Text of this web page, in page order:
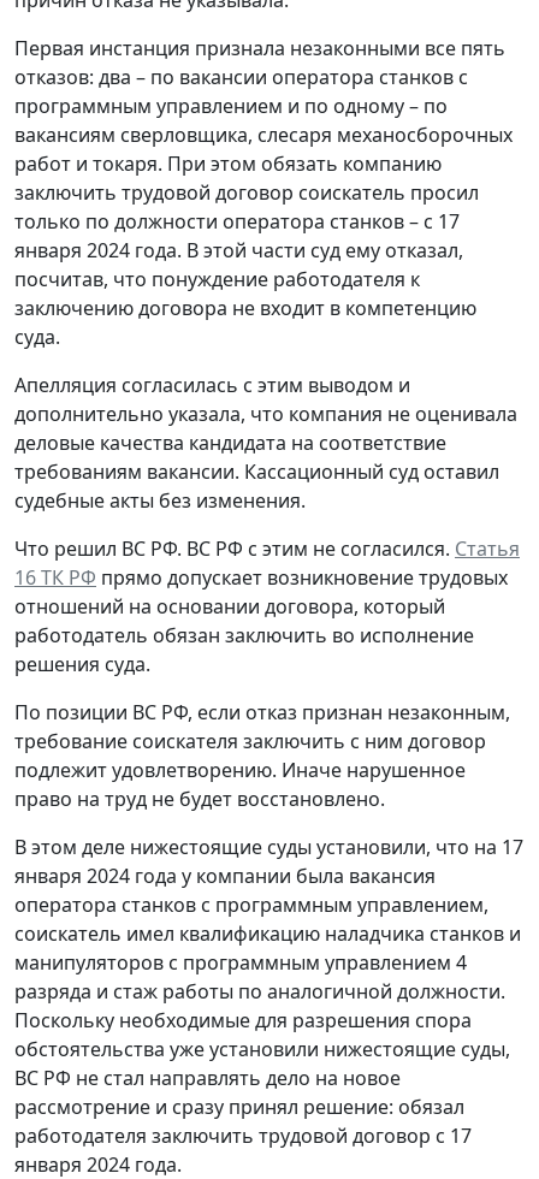
Первая инстанция признала незаконными все пять
отказов: два – по вакансии оператора станков с
программным управлением и по одному – по
вакансиям сверловщика, слесаря механосборочных
работ и токаря. При этом обязать компанию
заключить трудовой договор соискатель просил
только по должности оператора станков – с 17
января 2024 года. В этой части суд ему отказал,
посчитав, что понуждение работодателя к
заключению договора не входит в компетенцию
суда.
Апелляция согласилась с этим выводом и
дополнительно указала, что компания не оценивала
деловые качества кандидата на соответствие
требованиям вакансии. Кассационный суд оставил
судебные акты без изменения.
Что решил ВС РФ. ВС РФ с этим не согласился. Статья
16 ТК РФ прямо допускает возникновение трудовых
отношений на основании договора, который
работодатель обязан заключить во исполнение
решения суда.
По позиции ВС РФ, если отказ признан незаконным,
требование соискателя заключить с ним договор
подлежит удовлетворению. Иначе нарушенное
право на труд не будет восстановлено.
В этом деле нижестоящие суды установили, что на 17
января 2024 года у компании была вакансия
оператора станков с программным управлением,
соискатель имел квалификацию наладчика станков и
манипуляторов с программным управлением 4
разряда и стаж работы по аналогичной должности.
Поскольку необходимые для разрешения спора
обстоятельства уже установили нижестоящие суды,
ВС РФ не стал направлять дело на новое
рассмотрение и сразу принял решение: обязал
работодателя заключить трудовой договор с 17
января 2024 года.